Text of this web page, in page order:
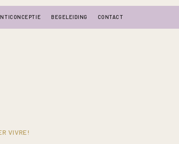
CONTACT
BEGELEIDING
VIVRE!